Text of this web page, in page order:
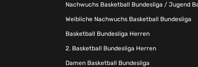
Nachwuchs Basketball Bundesliga / Jugend
Weibliche Nachwuchs Basketball Bundesliga
Basketball Bundesliga Herren
2. Basketball Bundesliga Herren
Damen Basketball Bundesliga